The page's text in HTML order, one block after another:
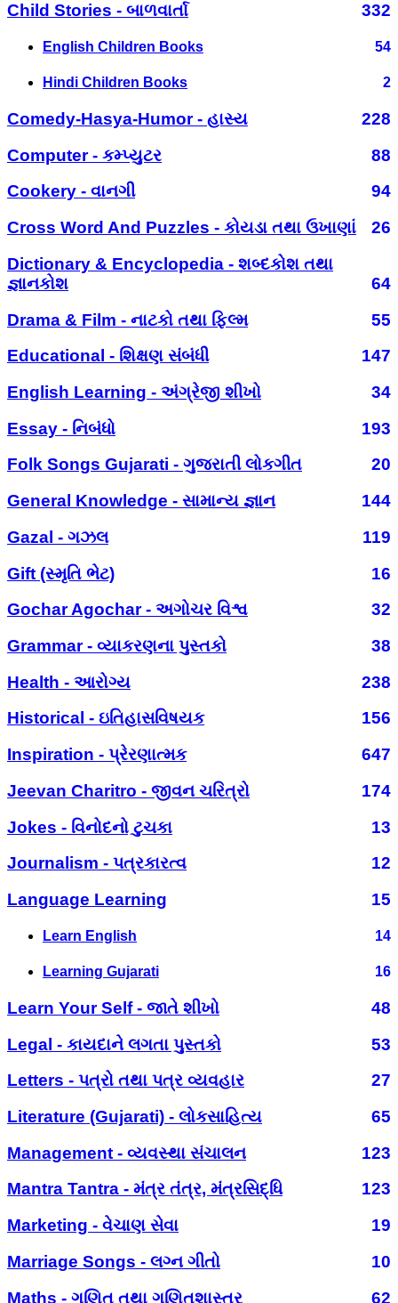
Child Stories - બાળવાર્તા
332
English Children Books 54
Hindi Children Books 2
Comedy-Hasya-Humor - હાસ્ય
228
Computer - કમ્પ્યુટર
88
Cookery - વાનગી
94
Cross Word And Puzzles - કોયડા તથા ઉખાણાં
26
Dictionary & Encyclopedia - શબ્દકોશ તથા
જ્ઞાનકોશ
64
Drama & Film - નાટકો તથા ફિલ્મ
55
Educational - શિક્ષણ સંબંધી
147
English Learning - અંગ્રેજી શીખો
34
Essay - નિબંધો
193
Folk Songs Gujarati - ગુજરાતી લોકગીત
20
General Knowledge - સામાન્ય જ્ઞાન
144
Gazal - ગઝલ
119
Gift (સ્મૃતિ ભેટ)
16
Gochar Agochar - અગોચર વિશ્વ
32
Grammar - વ્યાકરણના પુસ્તકો
38
Health - આરોગ્ય
238
Historical - ઇતિહાસવિષયક
156
Inspiration - પ્રેરણાત્મક
647
Jeevan Charitro - જીવન ચરિત્રો
174
Jokes - વિનોદનો ટુચકા
13
Journalism - પત્રકારત્વ
12
Language Learning
15
Learn English 14
Learning Gujarati 16
Learn Your Self - જાતે શીખો
48
Legal - કાયદાને લગતા પુસ્તકો
53
Letters - પત્રો તથા પત્ર વ્યવહાર
27
Literature (Gujarati) - લોકસાહિત્ય
65
Management - વ્યવસ્થા સંચાલન
123
Mantra Tantra - મંત્ર તંત્ર, મંત્રસિદ્ધિ
123
Marketing - વેચાણ સેવા
19
Marriage Songs - લગ્ન ગીતો
10
Maths - ગણિત તથા ગણિતશાસ્ત્ર
62